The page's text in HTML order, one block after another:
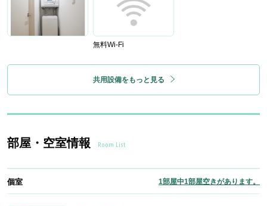
無料Wi-Fi
共用設備をもっと見る
部屋・空室情報 Room List
個室 1部屋中1部屋空きがあります。